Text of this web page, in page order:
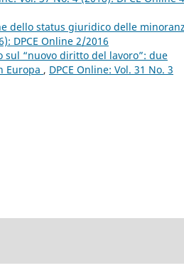
dello status giuridico delle
DPCE Online 2/2016
“nuovo diritto del lavoro”: due
Europa , DPCE Online: Vol. 31 No. 3